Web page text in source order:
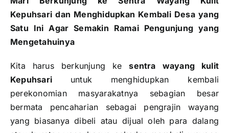
Kepuhsari dan Menghidupkan Kembali Desa yang
Satu Ini Agar Semakin Ramai Pengunjung yang
Mengetahuinya
Kita harus berkunjung kesentra wayang kulit
Kepuhsari untuk menghidupkan kembali
perekonomian masyarakatnya sebagian besar
bermata pencaharian sebagai pengrajin wayang
yang biasanya dibeli atau dijual oleh para dalang